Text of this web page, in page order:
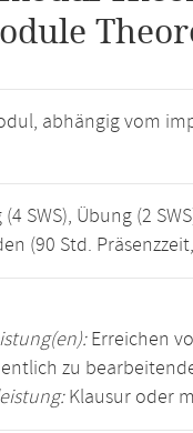
abhängig vom
SWS), Übung (2
(90 Std.
Erreichen
zu
Klausur oder